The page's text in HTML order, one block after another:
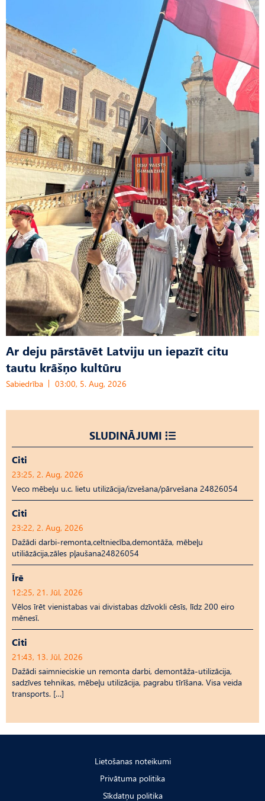
Ar deju pārstāvēt Latviju un iepazīt citu
tautu krāšņo kultūru
Sabiedrība 03:00, 5. Aug, 2026
SLUDINĀJUMI
Citi
23:25, 2. Aug, 2026
Veco mēbeļu u.c. lietu utilizācija/izvešana/pārvešana 24826054
Citi
23:22, 2. Aug, 2026
Dažādi darbi-remonta,celtniecība,demontāža, mēbeļu
utiliāzācija,zāles pļaušana24826054
Īrē
12:25, 21. Jūl, 2026
Vēlos īrēt vienistabas vai divistabas dzīvokli cēsīs, līdz 200 eiro
mēnesī.
Citi
21:43, 13. Jūl, 2026
Dažādi saimnieciskie un remonta darbi, demontāža-utilizācija,
sadzīves tehnikas, mēbeļu utilizācija, pagrabu tīrīšana. Visa veida
transports. […]
Lietošanas noteikumi
Privātuma politika
Sīkdatņu politika